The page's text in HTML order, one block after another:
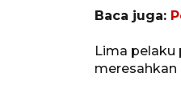
Baca juga:
Lima pelaku
meresahkan